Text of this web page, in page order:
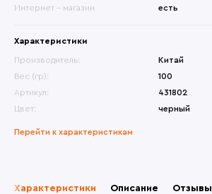
Интернет - магазин есть
Характеристики
Производитель:
Китай
Вес (гр):
100
Артикул:
431802
Цвет:
черный
Перейти к характеристикам
Характеристики Описание Отзывы